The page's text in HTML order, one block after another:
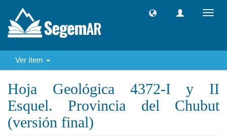
Ver ítem
Hoja Geológica 4372-I y II
Esquel. Provincia del Chubut
(versión final)